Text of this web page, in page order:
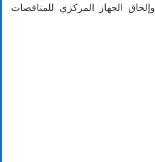
الجهاز المركزي للمناقصات